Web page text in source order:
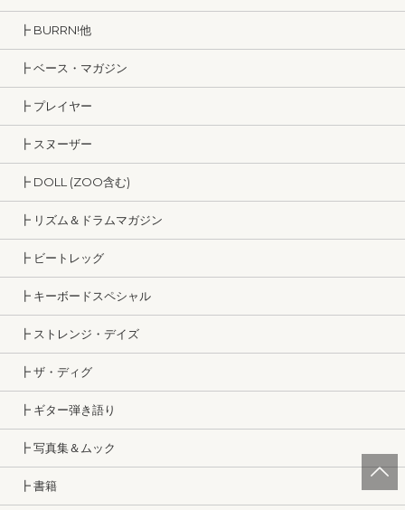
┣ BURRN!他
┣ ベース・マガジン
┣ プレイヤー
┣ スヌーザー
┣ DOLL (ZOO含む)
┣ リズム＆ドラムマガジン
┣ ビートレッグ
┣ キーボードスペシャル
┣ ストレンジ・デイズ
┣ ザ・ディグ
┣ ギター弾き語り
┣ 写真集＆ムック
┣ 書籍